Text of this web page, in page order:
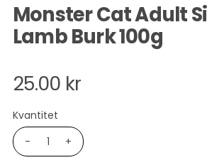
Monster Cat Adult
Lamb Burk 100g
25.00 kr
Kvantitet
-
+